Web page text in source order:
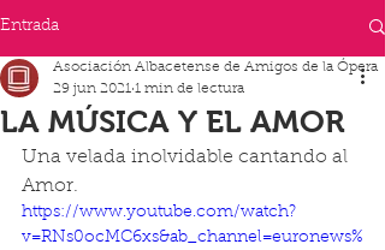
Entrada
LA MÚSICA Y EL AMOR
Asociación Albacetense de Amigos de la Ópera
29 jun 2021 1 min de lectura
Una velada inolvidable cantando al
Amor.
https://www.youtube.com/watch?
v=RNs0ocMC6xs&ab_channel=euronews%